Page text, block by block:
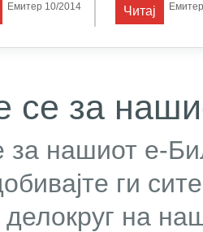
Емитер 10/2014 Читај
се за
за нашиот е-
ги
делокруг на